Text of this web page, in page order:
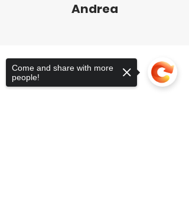
Andrea
Come and share with more
people!